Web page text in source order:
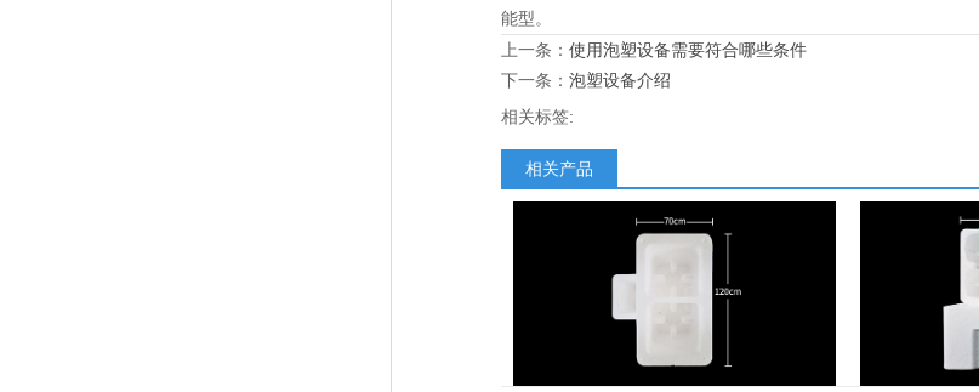
能型。
上一条： 使用泡塑设备需要符合哪些条件
下一条： 泡塑设备介绍
相关标签:
相关产品